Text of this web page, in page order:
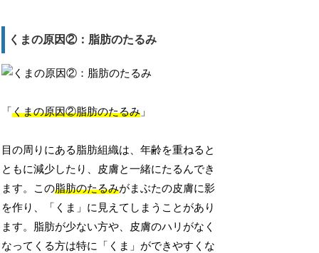
くまの原因②：脂肪のたるみ
「くまの原因②脂肪のたるみ 」
目の周りにある脂肪組織は、年齢を重ねると
ともに減少したり、皮膚と一緒にたるんでき
ます。この脂肪のたるみがまぶたの皮膚に影
を作り、「くま」に見えてしまうことがあり
ます。脂肪が少ない方や、皮膚のハリがなく
なってくる方は特に「くま」ができやすくな